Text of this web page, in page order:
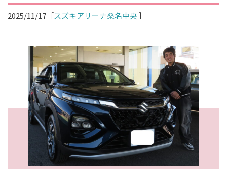
2025/11/17 ［スズキアリーナ桑名中央］